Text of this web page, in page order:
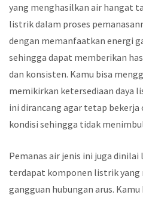
yang menghasilkan air hangat
listrik dalam proses
dengan memanfaatkan energi
sehingga dapat memberikan
dan konsisten. Kamu bisa
memikirkan ketersediaan daya
ini dirancang agar tetap
kondisi sehingga tidak
Pemanas air jenis ini juga
terdapat komponen listrik
gangguan hubungan arus.